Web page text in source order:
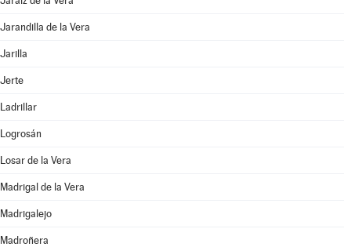
Jarandilla de la Vera
Jarilla
Jerte
Ladrillar
Logrosán
Losar de la Vera
Madrigal de la Vera
Madrigalejo
Madroñera